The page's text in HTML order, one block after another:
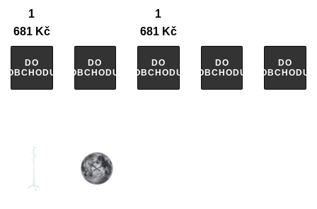
1
681 Kč
DO
OBCHODU
DO
OBCHODU
1
681 Kč
DO
OBCHODU
DO
OBCHODU
DO
OBCHODU